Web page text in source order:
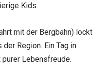
Kids.
mit der Bergbahn) lockt
Region. Ein Tag in
Lebensfreude.